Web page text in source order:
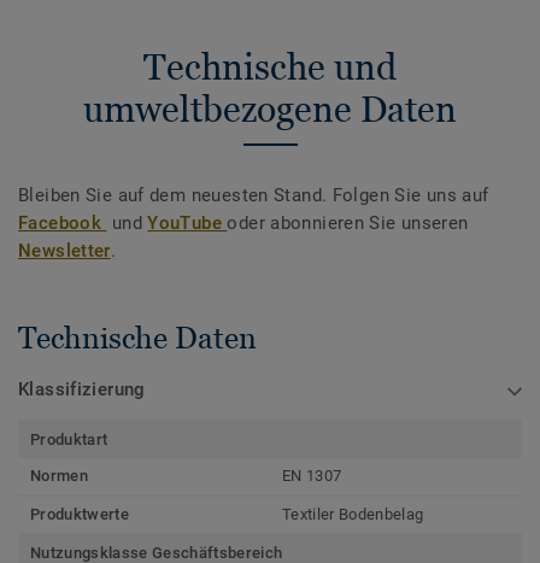
Technische und
umweltbezogene Daten
Bleiben Sie auf dem neuesten Stand. Folgen Sie uns auf
Facebook undYouTubeoder abonnieren Sie unseren
Newsletter.
Technische Daten
Klassifizierung
Produktart
Normen
EN 1307
Produktwerte Textiler Bodenbelag
Nutzungsklasse Geschäftsbereich